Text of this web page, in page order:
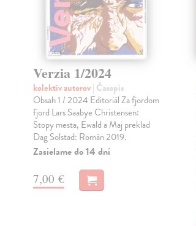
Verzia 1/2024
kolektív autorov| Časopis
Obsah 1 / 2024 Editoriál Za fjordom
fjord Lars Saabye Christensen:
Stopy mesta, Ewald a Maj preklad
Dag Solstad: Román 2019.
Zasielame do 14 dní
7,00 €